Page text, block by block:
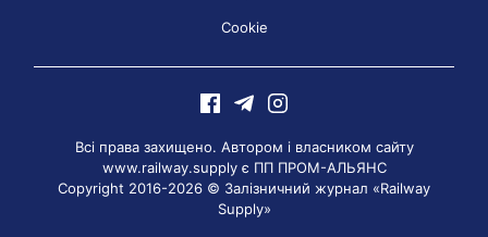
Cookie
Всі права захищено. Автором і власником сайту
www.railway.supply є ПП ПРОМ-АЛЬЯНС
Copyright 2016-2026 © Залізничний журнал «Railway
Supply»